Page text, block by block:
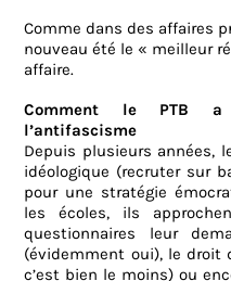
Comme dans des affaires
nouveau été le « meilleur
affaire.
Comment le PTB a
l’antifascisme
Depuis plusieurs années,
idéologique (recruter sur
pour une stratégie
les écoles, ils
questionnaires leur
(évidemment oui), le droit
c’est bien le moins) ou